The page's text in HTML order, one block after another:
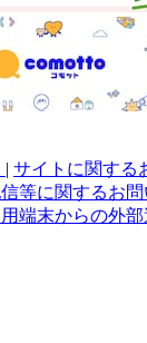
| サイトに関する
等に関するお
端末からの外